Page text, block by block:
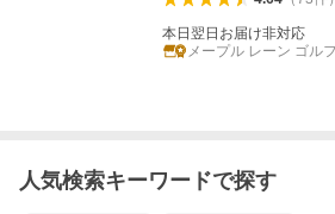
本日翌日お届け非対応
メープル レーン ゴルフ
人気検索キーワードで探す